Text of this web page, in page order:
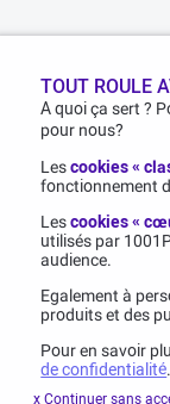
TOUT ROULE
A quoi ça sert ?
pour nous?
Lescookies «
fonctionnement
Lescookies «
utilisés par
audience.
Egalement à
produits et des
Pour en savoir
de confidentialité.
x Continuer sans